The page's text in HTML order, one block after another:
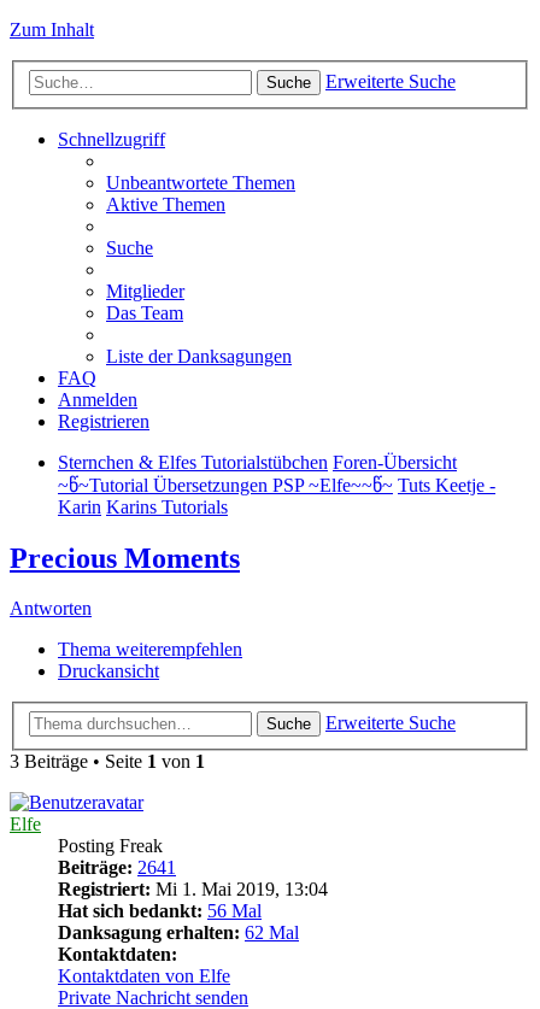
Zum Inhalt
Suche Erweiterte Suche
Schnellzugriff
Unbeantwortete Themen
Aktive Themen
Suche
Mitglieder
Das Team
Liste der Danksagungen
FAQ
Anmelden
Registrieren
Sternchen & Elfes Tutorialstübchen Foren-Übersicht
~წ~Tutorial Übersetzungen PSP ~Elfe~~წ~ Tuts Keetje -
Karin Karins Tutorials
Precious Moments
Antworten
Thema weiterempfehlen
Druckansicht
Suche
Erweiterte Suche
3 Beiträge • Seite 1 von 1
Elfe
Posting Freak
Beiträge: 2641
Registriert: Mi 1. Mai 2019, 13:04
Hat sich bedankt: 56 Mal
Danksagung erhalten: 62 Mal
Kontaktdaten:
Kontaktdaten von Elfe
Private Nachricht senden